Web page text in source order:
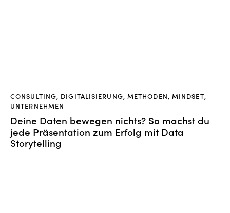
CONSULTING, DIGITALISIERUNG, METHODEN, MINDSET,
UNTERNEHMEN
Deine Daten bewegen nichts? So machst du
jede Präsentation zum Erfolg mit Data
Storytelling